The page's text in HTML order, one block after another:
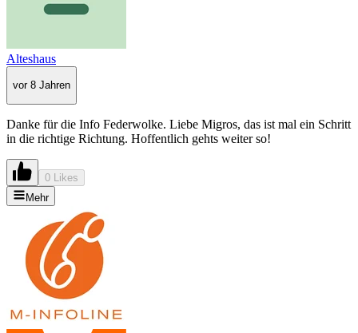
Alteshaus
vor 8 Jahren
Danke für die Info Federwolke. Liebe Migros, das ist mal ein Schritt
in die richtige Richtung. Hoffentlich gehts weiter so!
0 Likes
Mehr